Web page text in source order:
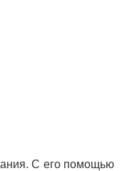
С его помощью